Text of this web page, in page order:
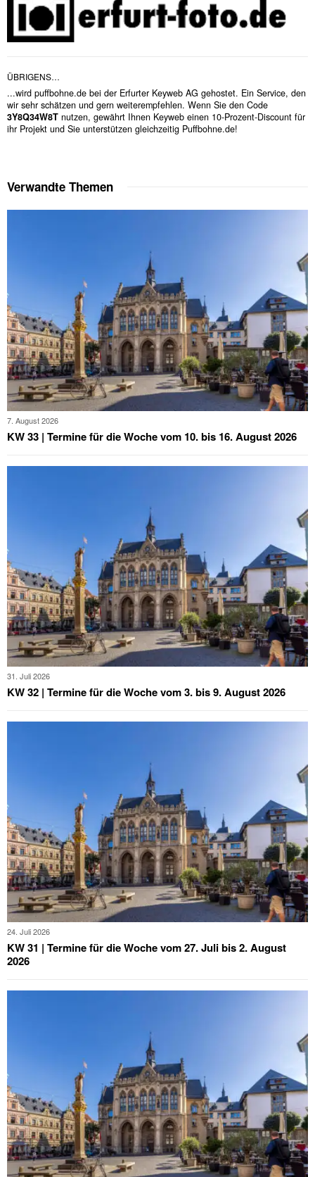
ÜBRIGENS…
...wird puffbohne.de bei der Erfurter Keyweb AG gehostet. Ein Service, den
wir sehr schätzen und gern weiterempfehlen. Wenn Sie den Code
3Y8Q34W8T nutzen, gewährt Ihnen Keyweb einen 10-Prozent-Discount für
ihr Projekt und Sie unterstützen gleichzeitig Puffbohne.de!
Verwandte Themen
7. August 2026
KW 33 | Termine für die Woche vom 10. bis 16. August 2026
31. Juli 2026
KW 32 | Termine für die Woche vom 3. bis 9. August 2026
24. Juli 2026
KW 31 | Termine für die Woche vom 27. Juli bis 2. August
2026